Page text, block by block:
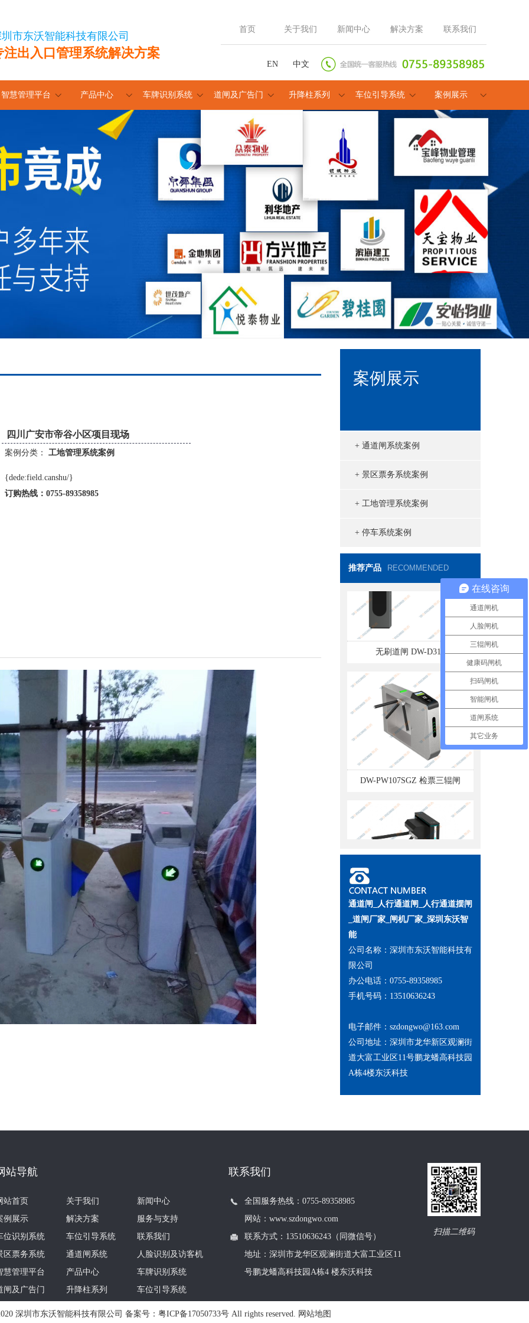
市东沃智能科技有限公司
注出入口管理系统解决方案
EN 中文
首页 关于我们 新闻中心 解决方案 联系我们
智慧管理平台 产品中心 车牌识别系统 道闸及广告门 升降柱系列 车位引导系统 案例展示
四川广安市帝谷小区项目现场
案例分类： 工地管理系统案例
{dede:field.canshu/}
订购热线： 0755-89358985
案例展示
+ 通道闸系统案例
+ 景区票务系统案例
+ 工地管理系统案例
+ 停车系统案例
推荐产品 RECOMMENDED
无刷道闸 DW-D317
DW-PW107SGZ 检票三辊闸
DW-SGZ102 立式三辊闸
通道闸_人行通道闸_人行通道摆闸
_道闸厂家_闸机厂家_深圳东沃智
能
公司名称：深圳市东沃智能科技有
限公司
办公电话：0755-89358985
手机号码：13510636243
电子邮件：szdongwo@163.com
公司地址：深圳市龙华新区观澜街
道大富工业区11号鹏龙蟠高科技园
A栋4楼东沃科技
站导航
站首页 关于我们
新闻中心
例展示
解决方案
服务与支持
位识别系统
车位引导系统
联系我们
区票务系统
通道闸系统
人脸识别及访客机
慧管理平台
产品中心
车牌识别系统
闸及广告门
升降柱系列 车位引导系统
联系我们
全国服务热线：0755-89358985
网站：www.szdongwo.com
联系方式：13510636243（同微信号）
地址：深圳市龙华区观澜街道大富工业区11
号鹏龙蟠高科技园A栋4 楼东沃科技
扫描二维码
深圳市东沃智能科技有限公司 备案号： 粤ICP备17050733号 All rights reserved. 网站地图
在线咨询
通道闸机
人脸闸机
三辊闸机
健康码闸机
扫码闸机
智能闸机
道闸系统
其它业务